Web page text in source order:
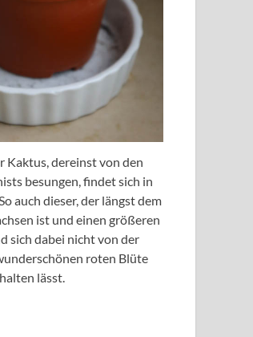
Kaktus, dereinst von den
besungen, findet sich in
auch dieser, der längst dem
ist und einen größeren
sich dabei nicht von der
roten Blüte
lässt.